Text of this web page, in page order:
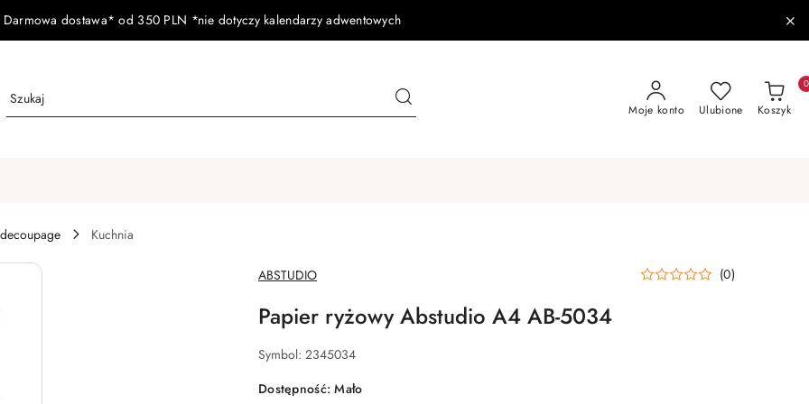
Darmowa dostawa* od 350 PLN *nie dotyczy kalendarzy adwentowych
Moje konto Ulubione Koszyk
0
Kuchnia
NAZWA
PRODUCENTA:
ABSTUDIO (0)
Papier ryżowy Abstudio A4 AB-5034
Symbol: 2345034
Dostępność:Mało